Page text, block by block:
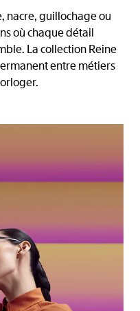
nacre, guillochage ou
où chaque détail
La collection Reine
entre métiers